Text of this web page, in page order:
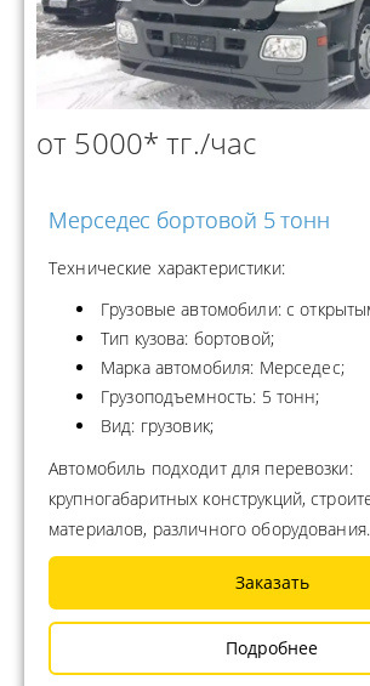
от 5000* тг./час
Мерседес бортовой 5 тонн
Технические характеристики:
Грузовые автомобили: с
Тип кузова: бортовой;
Марка автомобиля: Мерседес;
Грузоподъемность: 5 тонн;
Вид: грузовик;
Автомобиль подходит для перевозки:
крупногабаритных конструкций,
материалов, различного оборудования.
Заказать
Подробнее